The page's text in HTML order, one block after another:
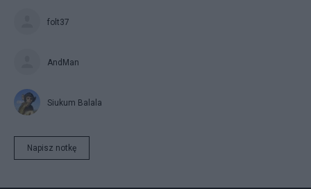
folt37
AndMan
Siukum Balala
Napisz notkę